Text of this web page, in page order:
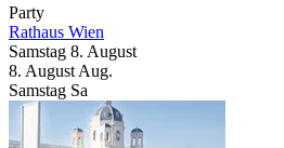
Party
Rathaus Wien
Samstag 8. August
8. August Aug.
Samstag Sa